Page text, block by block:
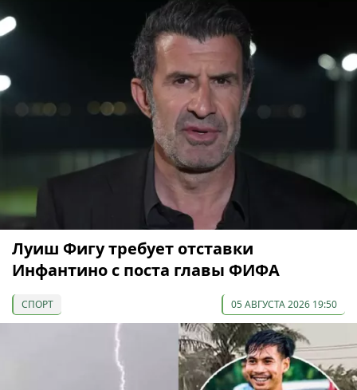
Луиш Фигу требует отставки
Инфантино с поста главы ФИФА
СПОРТ 05 АВГУСТА 2026 19:50